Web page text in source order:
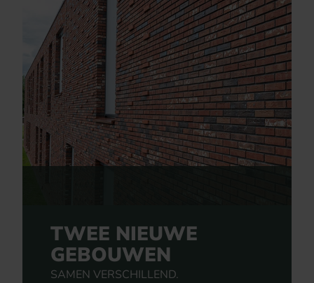
TWEE NIEUWE
GEBOUWEN
SAMEN VERSCHILLEND.